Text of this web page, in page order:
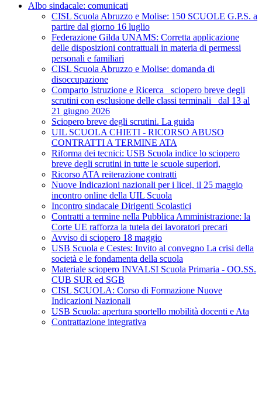
Albo sindacale: comunicati
CISL Scuola Abruzzo e Molise: 150 SCUOLE G.P.S. a
partire dal giorno 16 luglio
Federazione Gilda UNAMS: Corretta applicazione
delle disposizioni contrattuali in materia di permessi
personali e familiari
CISL Scuola Abruzzo e Molise: domanda di
disoccupazione
Comparto Istruzione e Ricerca_ sciopero breve degli
scrutini con esclusione delle classi terminali_ dal 13 al
21 giugno 2026
Sciopero breve degli scrutini. La guida
UIL SCUOLA CHIETI - RICORSO ABUSO
CONTRATTI A TERMINE ATA
Riforma dei tecnici: USB Scuola indice lo sciopero
breve degli scrutini in tutte le scuole superiori,
Ricorso ATA reiterazione contratti
Nuove Indicazioni nazionali per i licei, il 25 maggio
incontro online della UIL Scuola
Incontro sindacale Dirigenti Scolastici
Contratti a termine nella Pubblica Amministrazione: la
Corte UE rafforza la tutela dei lavoratori precari
Avviso di sciopero 18 maggio
USB Scuola e Cestes: Invito al convegno La crisi della
società e le fondamenta della scuola
Materiale sciopero INVALSI Scuola Primaria - OO.SS.
CUB SUR ed SGB
CISL SCUOLA: Corso di Formazione Nuove
Indicazioni Nazionali
USB Scuola: apertura sportello mobilità docenti e Ata
Contrattazione integrativa